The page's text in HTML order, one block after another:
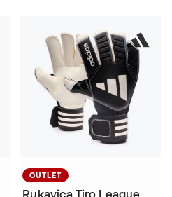
OUTLET
Rukavica Tiro League